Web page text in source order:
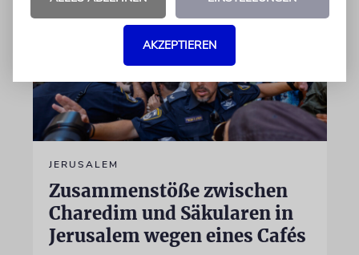
JERUSALEM
Zusammenstöße zwischen
Charedim und Säkularen in
Jerusalem wegen eines Cafés
AKZEPTIEREN